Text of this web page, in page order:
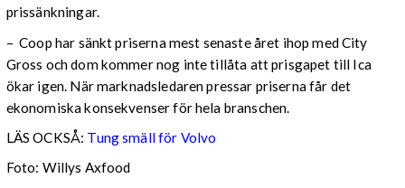
prissänkningar.
– Coop har sänkt priserna mest senaste året ihop med City
Gross och dom kommer nog inte tillåta att prisgapet till Ica
ökar igen. När marknadsledaren pressar priserna får det
ekonomiska konsekvenser för hela branschen.
LÄS OCKSÅ: Tung smäll för Volvo
Foto: Willys Axfood